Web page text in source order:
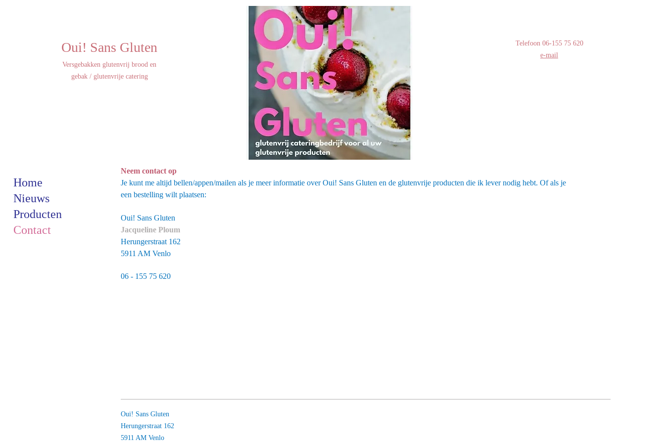
Oui! Sans Gluten
Versgebakken glutenvrij brood en
gebak / glutenvrije catering
Telefoon06-155 75 620
e-mail
Home
Nieuws
Producten
Contact
Neem contact op
Je kunt me altijd bellen/appen/mailen als je meer informatie over Oui! Sans Gluten en de glutenvrije producten die ik lever nodig hebt. Of als je
een bestelling wilt plaatsen:
Oui! Sans Gluten
Jacqueline Ploum
Herungerstraat 162
5911 AM Venlo
06 - 155 75 620
Oui! Sans Gluten
Herungerstraat 162
5911 AM Venlo